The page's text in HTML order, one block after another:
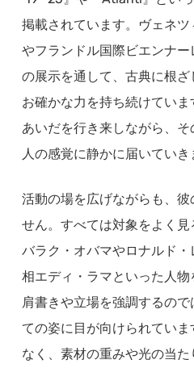
掲載されています。ヴェネ
やフランドル国際ビエンナ
の展示を通して、古典に根
お確かな力を持ち続けてい
あいだを行き来しながら、そ
人の感覚に静かに届いていき
活動の場を広げながらも、彼
せん。すべては対象をよく見
バラク・オバマやロナルド
相エディ・ラマといった人物
肩書きや立場を強調するの
ての姿に目が向けられてい
なく、素材の重みや光の当